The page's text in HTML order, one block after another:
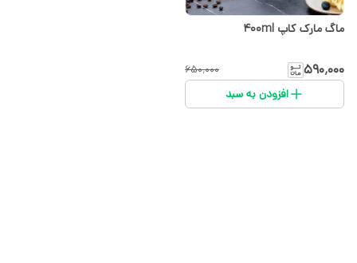
ماگ مارک کاپ 400ml
۵۹۰٬۰۰۰ ۶۵۰٬۰۰۰
افزودن به سبد